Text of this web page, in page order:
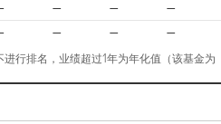
— —
—
— — —
进行排名，业绩超过1年为年化值（该基金为